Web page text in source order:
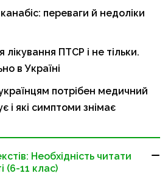
переваги й недоліки
лікування ПТСР і не тільки.
в Україні
потрібен медичний
і які симптоми знімає
Необхідність читати
(6-11 клас)